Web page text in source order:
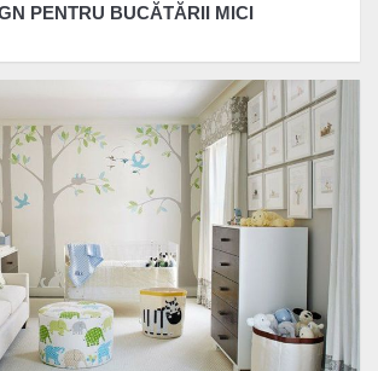
PENTRU BUCĂTĂRII MICI